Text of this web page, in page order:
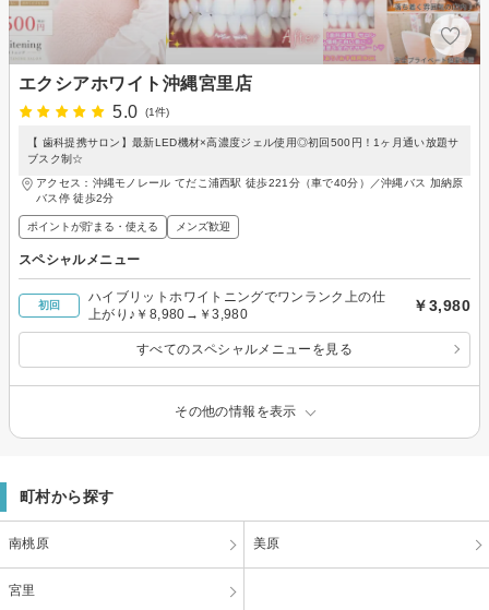
エクシアホワイト沖縄宮里店
5.0
(1件)
【 歯科提携サロン】最新LED機材×高濃度ジェル使用◎初回500円！1ヶ月通い放題サ
ブスク制☆
アクセス：沖縄モノレール てだこ浦西駅 徒歩221分（車で40分）／沖縄バス 加納原
バス停 徒歩2分
ポイントが貯まる・使える メンズ歓迎
スペシャルメニュー
初回
ハイブリットホワイトニングでワンランク上の仕
上がり♪￥8,980→￥3,980
￥3,980
すべてのスペシャルメニューを見る
その他の情報を表示
町村から探す
南桃原 美原
宮里